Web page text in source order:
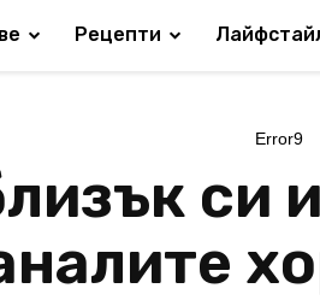
Рецепти
Error9
си